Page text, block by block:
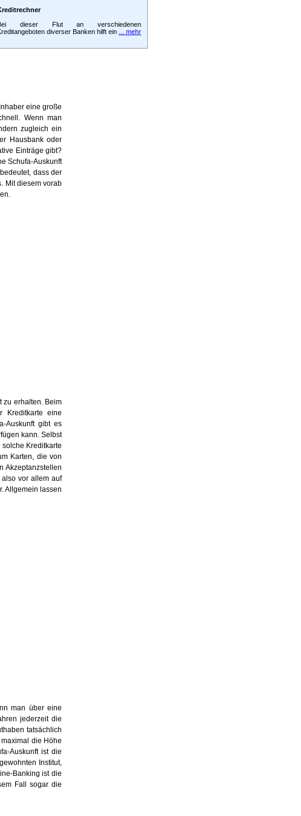
dieser Flut an verschiedenen
diverser Banken hilft ein
... mehr
eine große
Wenn man
zugleich ein
Hausbank oder
Einträge gibt?
Schufa-Auskunft
dass der
Mit diesem vorab
zu erhalten. Beim
Kreditkarte eine
Auskunft gibt es
kann. Selbst
Kreditkarte
Karten, die von
Akzeptanzstellen
vor allem auf
Allgemein lassen
man über eine
jederzeit die
tatsächlich
die Höhe
Auskunft ist die
Institut,
Banking ist die
Fall sogar die